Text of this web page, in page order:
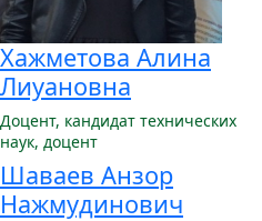
Хажметова Алина
Лиуановна
Доцент, кандидат технических
наук, доцент
Шаваев Анзор
Нажмудинович